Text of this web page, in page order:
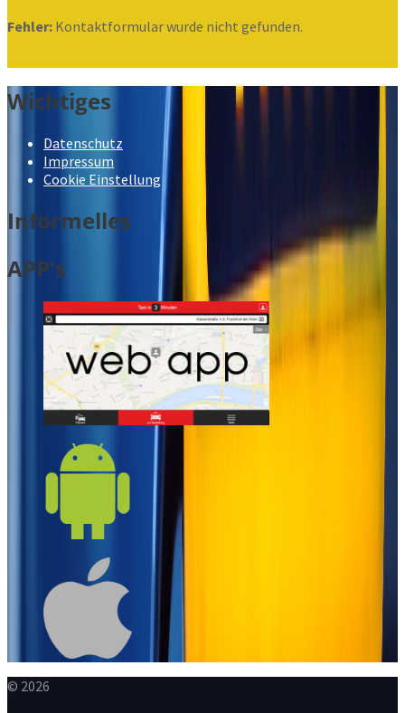
Fehler: Kontaktformular wurde nicht gefunden.
Wichtiges
Datenschutz
Impressum
Cookie Einstellung
Informelles
APP's
© 2026